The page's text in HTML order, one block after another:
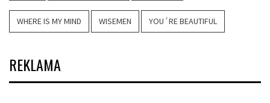
WHERE IS MY MIND WISEMEN YOU´RE BEAUTIFUL
REKLAMA